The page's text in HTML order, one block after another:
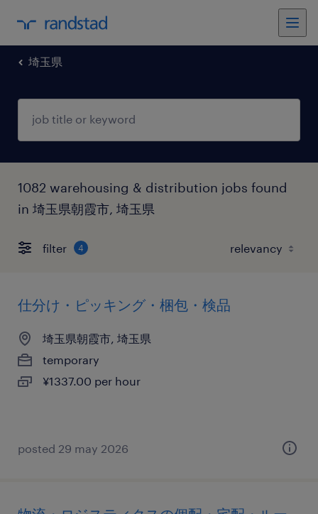
埼玉県
1082 warehousing & distribution jobs found
in 埼玉県朝霞市, 埼玉県
filter 4
仕分け・ピッキング・梱包・検品
埼玉県朝霞市, 埼玉県
temporary
¥1337.00 per hour
posted 29 may 2026